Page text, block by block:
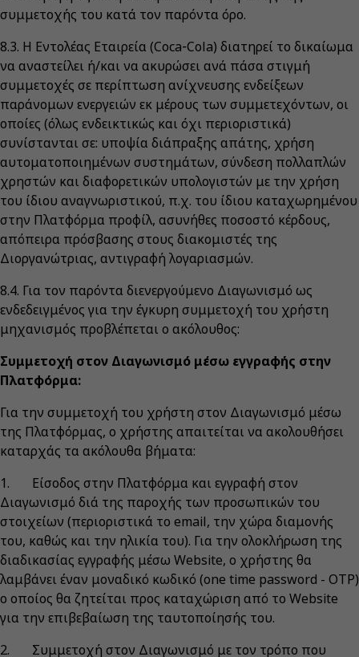
συμμετοχής του κατά τον παρόντα όρο.
8.3. Η Εντολέας Εταιρεία (Coca‑Cola) διατηρεί το δικαίωμα
να αναστείλει ή/και να ακυρώσει ανά πάσα στιγμή
συμμετοχές σε περίπτωση ανίχνευσης ενδείξεων
παράνομων ενεργειών εκ μέρους των συμμετεχόντων, οι
οποίες (όλως ενδεικτικώς και όχι περιοριστικά)
συνίστανται σε: υποψία διάπραξης απάτης, χρήση
αυτοματοποιημένων συστημάτων, σύνδεση πολλαπλών
χρηστών και διαφορετικών υπολογιστών με την χρήση
του ίδιου αναγνωριστικού, π.χ. του ίδιου καταχωρημένου
στην Πλατφόρμα προφίλ, ασυνήθες ποσοστό κέρδους,
απόπειρα πρόσβασης στους διακομιστές της
Διοργανώτριας, αντιγραφή λογαριασμών.
8.4. Για τον παρόντα διενεργούμενο Διαγωνισμό ως
ενδεδειγμένος για την έγκυρη συμμετοχή του χρήστη
μηχανισμός προβλέπεται ο ακόλουθος:
Συμμετοχή στον Διαγωνισμό μέσω εγγραφής στην
Πλατφόρμα:
Για την συμμετοχή του χρήστη στον Διαγωνισμό μέσω
της Πλατφόρμας, ο χρήστης απαιτείται να ακολουθήσει
καταρχάς τα ακόλουθα βήματα:
1. Είσοδος στην Πλατφόρμα και εγγραφή στον
Διαγωνισμό διά της παροχής των προσωπικών του
στοιχείων (περιοριστικά το email, την χώρα διαμονής
του, καθώς και την ηλικία του). Για την ολοκλήρωση της
διαδικασίας εγγραφής μέσω Website, ο χρήστης θα
λαμβάνει έναν μοναδικό κωδικό (one time password - OTP)
ο οποίος θα ζητείται προς καταχώριση από το Website
για την επιβεβαίωση της ταυτοποίησής του.
2. Συμμετοχή στον Διαγωνισμό με τον τρόπο που